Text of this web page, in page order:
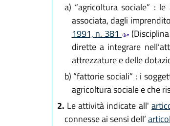
a) “agricoltura sociale” :
associata, dagli
1991, n. 381
dirette a integrare
attrezzature e delle
b) “fattorie sociali” : i
agricoltura sociale e che
2. Le attività indicate all'
connesse ai sensi dell’